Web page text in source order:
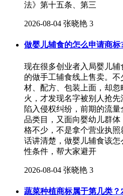
法》第十五条、第三
2026-08-04 张晓艳 3
做婴儿辅食的怎么申请商标
现在很多创业者入局婴儿
的做手工辅食线上售卖。
材、配方、包装上面，却
火，才发现名字被别人抢
陷入侵权纠纷，前期的流
品类目，又面向婴幼儿群
格不少，不是拿个营业执
话讲清楚，做婴儿辅食该
性条件，帮大家避开
2026-08-04 张晓艳 3
蔬菜种植商标属于第几类